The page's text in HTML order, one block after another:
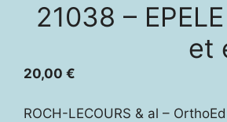
21038 –
et
20,00 €
ROCH-LECOURS & al – OrthoEd